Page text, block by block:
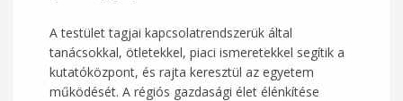
A testület tagjai kapcsolatrendszerük által
tanácsokkal, ötletekkel, piaci ismeretekkel segítik a
kutatóközpont, és rajta keresztül az egyetem
működését. A régiós gazdasági élet élénkítése